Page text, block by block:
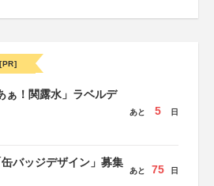
[PR]
ぁ！関露水」ラベルデ
あと 5 日
バッジデザイン」募集
あと 75 日